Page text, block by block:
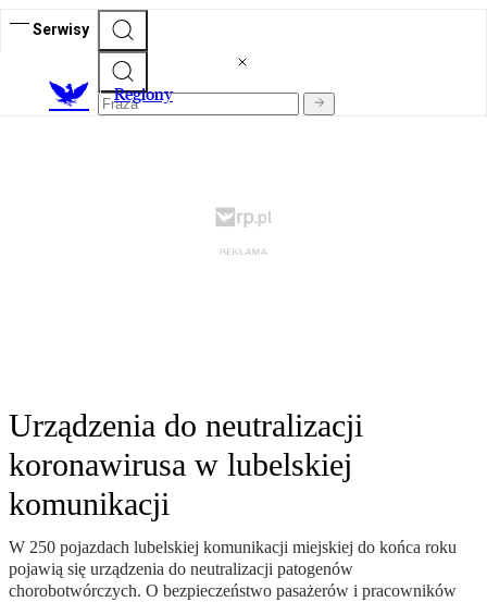
Serwisy
Regiony
Urządzenia do neutralizacji
koronawirusa w lubelskiej
komunikacji
W 250 pojazdach lubelskiej komunikacji miejskiej do końca roku
pojawią się urządzenia do neutralizacji patogenów
chorobotwórczych. O bezpieczeństwo pasażerów i pracowników